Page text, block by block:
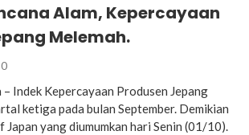
Alam, Kepercayaan
Melemah.
0
– Indek Kepercayaan Produsen Jepang
ketiga pada bulan September. Demikian
yang diumumkan hari Senin (01/10).